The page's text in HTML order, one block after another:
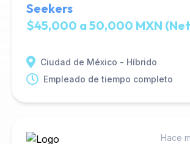
Seekers
$45,000 a 50,000 MXN
Ciudad de México - Híbrido
Empleado de tiempo completo
Hace